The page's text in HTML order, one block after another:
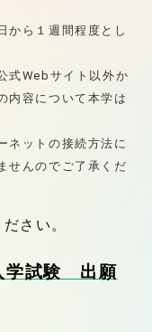
から１週間程度とし
式Webサイト以外か
内容について本学は
ネットの接続方法に
せんのでご了承くだ
さい。
学試験 出願